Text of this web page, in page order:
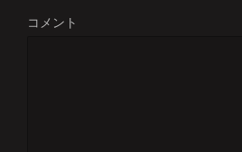
コメント